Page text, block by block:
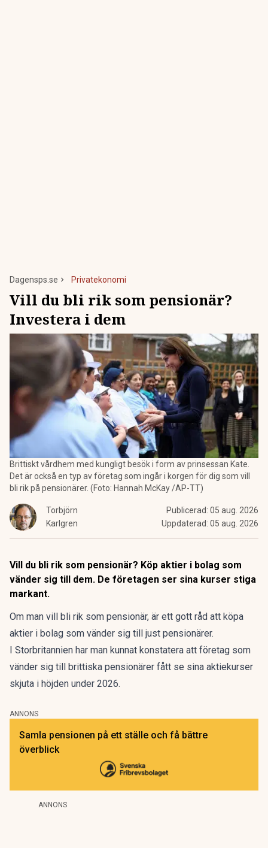
Dagensps.se Privatekonomi
Vill du bli rik som pensionär?
Investera i dem
Brittiskt vårdhem med kungligt besök i form av prinsessan Kate.
Det är också en typ av företag som ingår i korgen för dig som vill
bli rik på pensionärer. (Foto: Hannah McKay /AP-TT)
Torbjörn
Karlgren
Publicerad: 05 aug. 2026
Uppdaterad: 05 aug. 2026
Vill du bli rik som pensionär? Köp aktier i bolag som
vänder sig till dem. De företagen ser sina kurser stiga
markant.
Om man vill bli rik som pensionär, är ett gott råd att köpa
aktier i bolag som vänder sig till just pensionärer.
I Storbritannien har man kunnat konstatera att företag som
vänder sig till brittiska pensionärer fått se sina aktiekurser
skjuta i höjden under 2026.
ANNONS
Samla pensionen på ett ställe och få bättre
överblick
ANNONS